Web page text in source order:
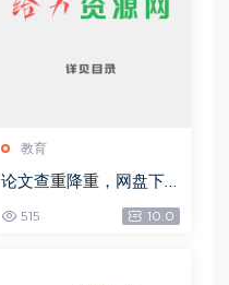
教育
论文查重降重，网盘下
515 10.0